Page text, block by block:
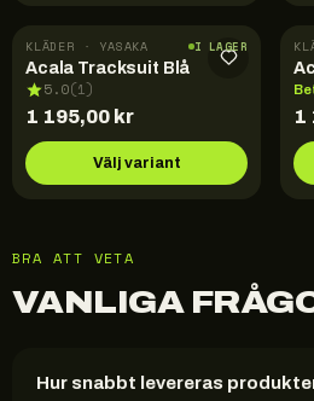
KLÄDER · YASAKA I LAGER
Acala Tracksuit Blå
5.0(1)
1 195,00 kr
Välj variant
1
BRA ATT VETA
VANLIGA
Hur snabbt levereras